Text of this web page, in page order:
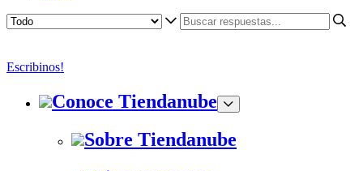
Escribinos!
Conoce Tiendanube
Sobre Tiendanube